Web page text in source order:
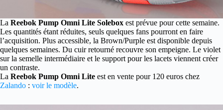
La Reebok Pump Omni Lite Solebox est prévue pour cette semaine.
Les quantités étant réduites, seuls quelques fans pourront en faire
l’acquisition. Plus accessible, la Brown/Purple est disponible depuis
quelques semaines. Du cuir retourné recouvre son empeigne. Le violet
sur la semelle intermédiaire et le support pour les lacets viennent créer
un contraste.
La Reebok Pump Omni Lite est en vente pour 120 euros chez
Zalando : voir le modèle.